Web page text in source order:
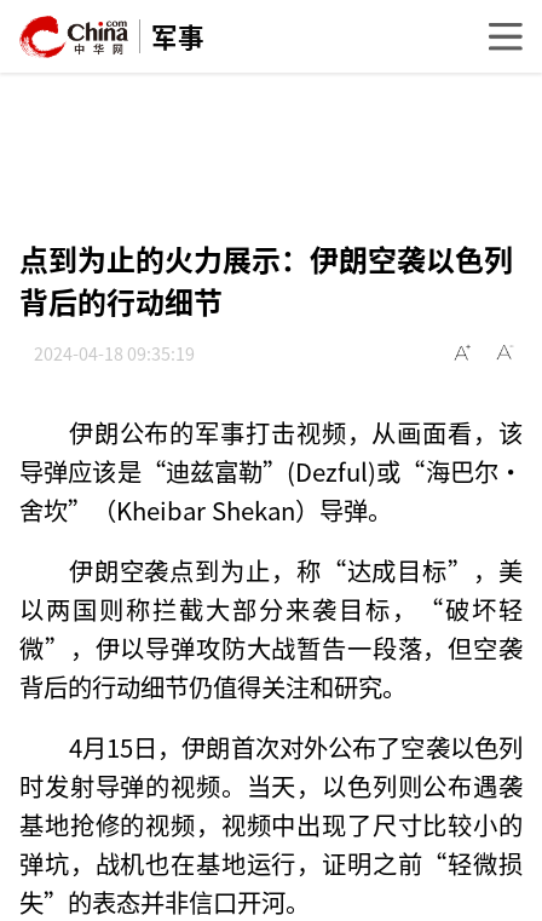
军事
点到为止的火力展示：伊朗空袭以色列
背后的行动细节
2024-04-18 09:35:19
伊朗公布的军事打击视频，从画面看，该
导弹应该是“迪兹富勒”(Dezful)或“海巴尔·
舍坎”（Kheibar Shekan）导弹。
伊朗空袭点到为止，称“达成目标”，美
以两国则称拦截大部分来袭目标，“破坏轻
微”，伊以导弹攻防大战暂告一段落，但空袭
背后的行动细节仍值得关注和研究。
4月15日，伊朗首次对外公布了空袭以色列
时发射导弹的视频。当天，以色列则公布遇袭
基地抢修的视频，视频中出现了尺寸比较小的
弹坑，战机也在基地运行，证明之前“轻微损
失”的表态并非信口开河。